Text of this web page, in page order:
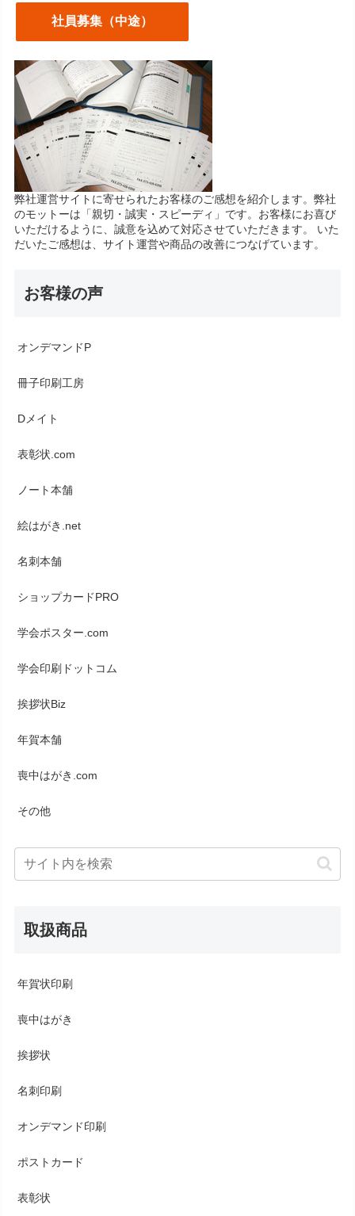
社員募集（中途）
弊社運営サイトに寄せられたお客様のご感想を紹介します。弊社
のモットーは「親切・誠実・スピーディ」です。お客様にお喜び
いただけるように、誠意を込めて対応させていただきます。 いた
だいたご感想は、サイト運営や商品の改善につなげています。
お客様の声
オンデマンドP
冊子印刷工房
Dメイト
表彰状.com
ノート本舗
絵はがき.net
名刺本舗
ショップカードPRO
学会ポスター.com
学会印刷ドットコム
挨拶状Biz
年賀本舗
喪中はがき.com
その他
取扱商品
年賀状印刷
喪中はがき
挨拶状
名刺印刷
オンデマンド印刷
ポストカード
表彰状